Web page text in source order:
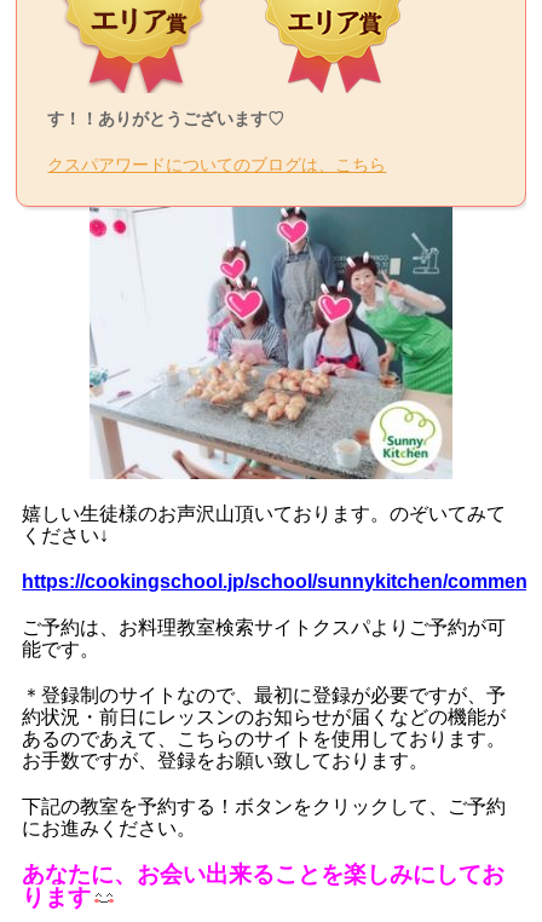
す！！ありがとうございます♡
クスパアワードについてのブログは、こちら
嬉しい生徒様のお声沢山頂いております。のぞいてみて
ください↓
https://cookingschool.jp/school/sunnykitchen/comment
ご予約は、お料理教室検索サイトクスパよりご予約が可
能です。
＊登録制のサイトなので、最初に登録が必要ですが、予
約状況・前日にレッスンのお知らせが届くなどの機能が
あるのであえて、こちらのサイトを使用しております。
お手数ですが、登録をお願い致しております。
下記の教室を予約する！ボタンをクリックして、ご予約
にお進みください。
あなたに、お会い出来ることを楽しみにしてお
ります